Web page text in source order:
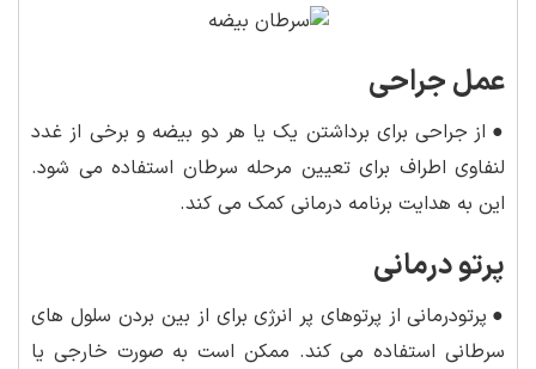
عمل جراحی
● از جراحی برای برداشتن یک یا هر دو بیضه و برخی از غدد
لنفاوی اطراف برای تعیین مرحله سرطان استفاده می شود.
این به هدایت برنامه درمانی کمک می کند.
پرتو درمانی
● پرتودرمانی از پرتوهای پر انرژی برای از بین بردن سلول های
سرطانی استفاده می کند. ممکن است به صورت خارجی یا